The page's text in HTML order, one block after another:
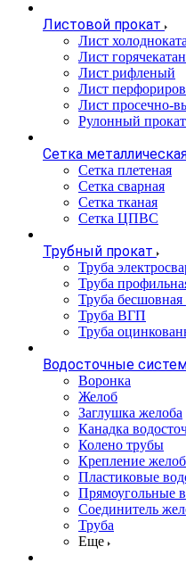
Листовой прокат
Лист
Лист
Лист рифленый
Лист
Лист просечно-
Рулонный прокат
Сетка
Сетка плетеная
Сетка сварная
Сетка тканая
Сетка ЦПВС
Трубный прокат
Труба
Труба
Труба бесшовная
Труба ВГП
Труба
Водосточные
Воронка
Желоб
Заглушка желоба
Канадка
Колено трубы
Крепление
Пластиковые
Прямоугольные
Соединитель
Труба
Еще